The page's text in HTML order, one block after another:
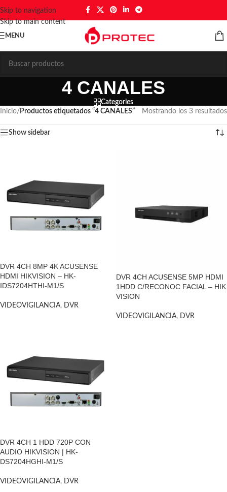
Skip to navigation
Skip to main content
MENU
4 CANALES
Categories
Inicio/ Productos etiquetados “4 CANALES” Mostrando los 3 resultados
Show sidebar
DVR 4CH 8MP 4K ACUSENSE
HDMI HIKVISION – HK-
IDS7204HTHI-M1/S
VIDEOVIGILANCIA, DVR
DVR 4CH ACUSENSE 5MP HDMI
1HDD C/RECONOC FACIAL – HIK
VISION
VIDEOVIGILANCIA, DVR
DVR 4CH 1 HDD 720P CON
AUDIO HIKVISION | HK-
DS7204HGHI-M1/S
VIDEOVIGILANCIA, DVR